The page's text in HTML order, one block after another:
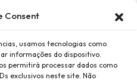
Consent
usamos tecnologias como
informações do dispositivo.
permitirá processar dados como
exclusivos neste site. Não